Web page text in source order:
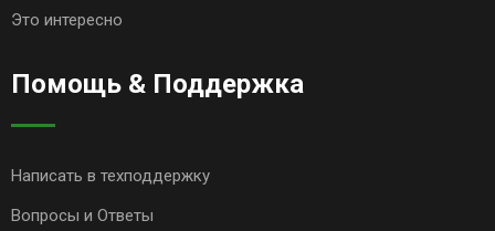
Это интересно
Помощь & Поддержка
Написать в техподдержку
Вопросы и Ответы